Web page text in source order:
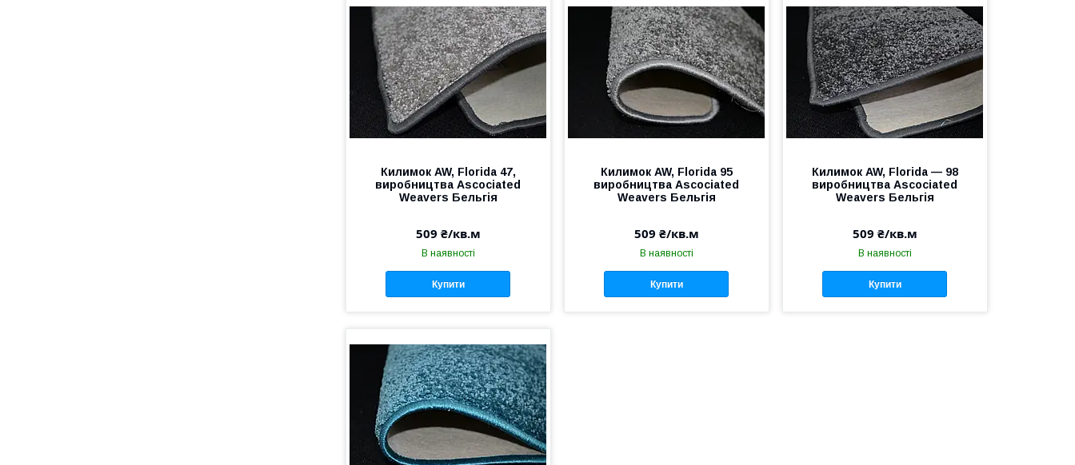
Килимок AW, Florida 47,
виробництва Аscociated
Weavers Бельгія
509 ₴/кв.м
В наявності
Купити
Килимок AW, Florida 95
виробництва Аscociated
Weavers Бельгія
509 ₴/кв.м
В наявності
Купити
Килимок AW, Florida — 98
виробництва Аscociated
Weavers Бельгія
509 ₴/кв.м
В наявності
Купити